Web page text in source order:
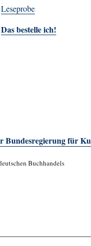
Leseprobe
Das bestelle ich!
Bundesregierung für